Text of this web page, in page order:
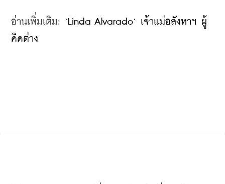
อ่านเพิ่มเติม: ‘Linda Alvarado’ เจ้าแม่อสังหาฯ ผู้
คิดต่าง